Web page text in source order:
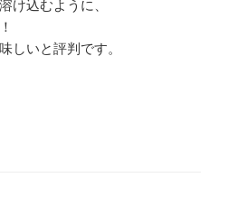
け込むように、
しいと評判です。